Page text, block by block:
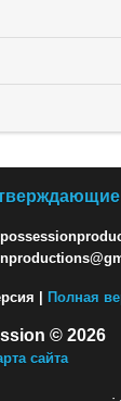
| Полная
© 2026
сайта